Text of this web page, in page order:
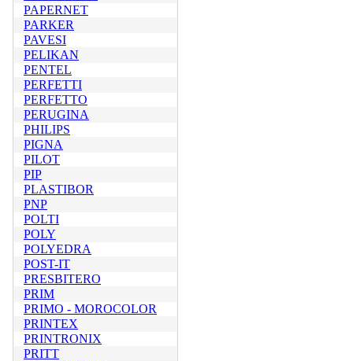
PAPERNET
PARKER
PAVESI
PELIKAN
PENTEL
PERFETTI
PERFETTO
PERUGINA
PHILIPS
PIGNA
PILOT
PIP
PLASTIBOR
PNP
POLTI
POLY
POLYEDRA
POST-IT
PRESBITERO
PRIM
PRIMO - MOROCOLOR
PRINTEX
PRINTRONIX
PRITT